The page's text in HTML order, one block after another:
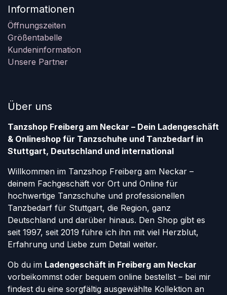
Informationen
Öffnungszeiten
Größentabelle
Kundeninformation
Unsere Partner
Über uns
Tanzshop Freiberg am Neckar – Dein Ladengeschäft
& Onlineshop für Tanzschuhe und Tanzbedarf in
Stuttgart, Deutschland und international
Willkommen im Tanzshop Freiberg am Neckar –
deinem Fachgeschäft vor Ort und Online für
hochwertige Tanzschuhe und professionellen
Tanzbedarf für Stuttgart, die Region, ganz
Deutschland und darüber hinaus. Den Shop gibt es
seit 1997, seit 2019 führe ich ihn mit viel Herzblut,
Erfahrung und Liebe zum Detail weiter.
Ob du im Ladengeschäft in Freiberg am Neckar
vorbeikommst oder bequem online bestellst – bei mir
findest du eine sorgfältig ausgewählte Kollektion an